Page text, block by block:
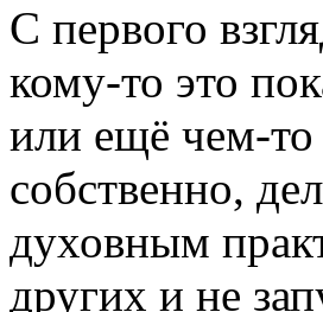
С первого
кому-то это
или ещё чем-
собственно,
духовным
других и не